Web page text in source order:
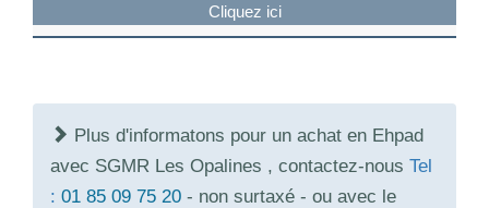
Cliquez ici
Plus d'informatons pour un achat en Ehpad
avec SGMR Les Opalines , contactez-nous Tel
: 01 85 09 75 20 - non surtaxé - ou avec le